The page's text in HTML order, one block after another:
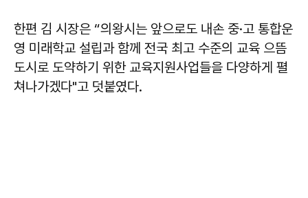
한편 김 시장은 “의왕시는 앞으로도 내손 중·고 통합운
영 미래학교 설립과 함께 전국 최고 수준의 교육 으뜸
도시로 도약하기 위한 교육지원사업들을 다양하게 펼
쳐나가겠다"고 덧붙였다.